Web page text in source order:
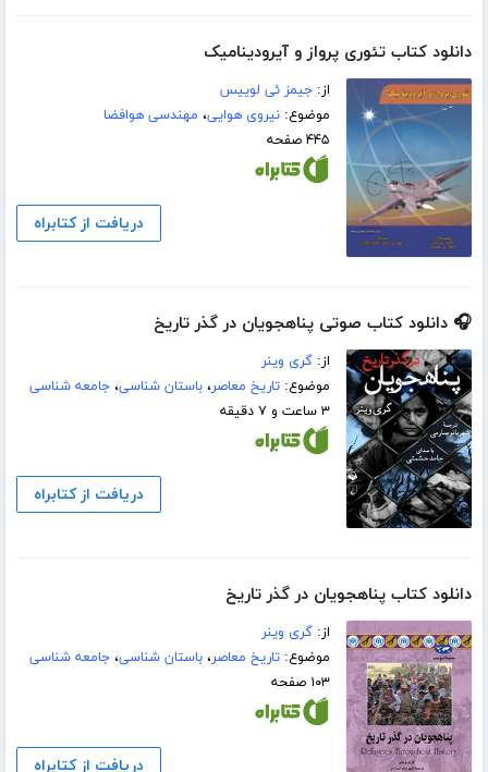
دانلود کتاب تئوری پرواز و آیرودینامیک
از:جیمز ئی لوییس
موضوع:نیروی هوایی، مهندسی هوافضا
۴۴۵ صفحه
دریافت از کتابراه
🎧 دانلود کتاب صوتی پناهجویان در گذر تاریخ
از:گری وینر
موضوع:تاریخ معاصر،باستان شناسی،جامعه شناسی
۳ ساعت و ۷ دقیقه
دریافت از کتابراه
دانلود کتاب پناهجویان در گذر تاریخ
از:گری وینر
موضوع:تاریخ معاصر،باستان شناسی،جامعه شناسی
۱۰۳ صفحه
دریافت از کتابراه